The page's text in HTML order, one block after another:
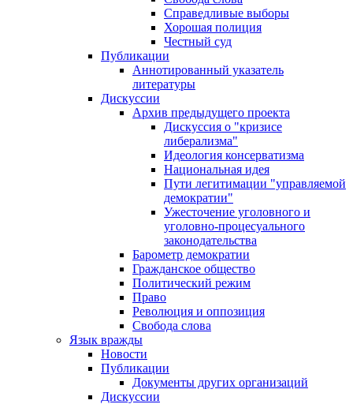
Справедливые выборы
Хорошая полиция
Честный суд
Публикации
Аннотированный указатель
литературы
Дискуссии
Архив предыдущего проекта
Дискуссия о "кризисе
либерализма"
Идеология консерватизма
Национальная идея
Пути легитимации "управляемой
демократии"
Ужесточение уголовного и
уголовно-процесуального
законодательства
Барометр демократии
Гражданское общество
Политический режим
Право
Революция и оппозиция
Свобода слова
Язык вражды
Новости
Публикации
Документы других организаций
Дискуссии